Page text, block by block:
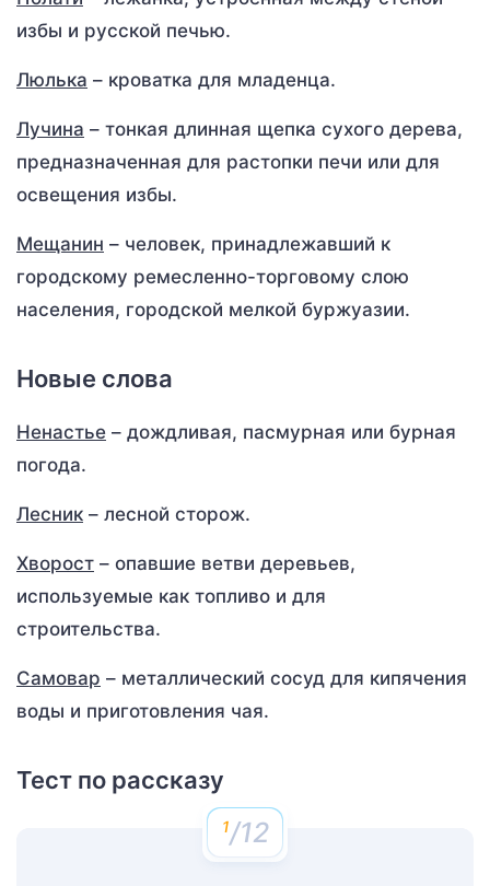
избы и русской печью.
Люлька – кроватка для младенца.
Лучина – тонкая длинная щепка сухого дерева,
предназначенная для растопки печи или для
освещения избы.
Мещанин – человек, принадлежавший к
городскому ремесленно-торговому слою
населения, городской мелкой буржуазии.
Новые слова
Ненастье – дождливая, пасмурная или бурная
погода.
Лесник – лесной сторож.
Хворост – опавшие ветви деревьев,
используемые как топливо и для
строительства.
Самовар – металлический сосуд для кипячения
воды и приготовления чая.
Тест по рассказу
/12